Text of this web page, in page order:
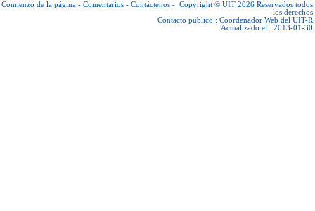
Comienzo de la página - Comentarios - Contáctenos - Copyright © UIT 2026 Reservados todos
los derechos
Contacto público : Coordenador Web del UIT-R
Actualizado el : 2013-01-30